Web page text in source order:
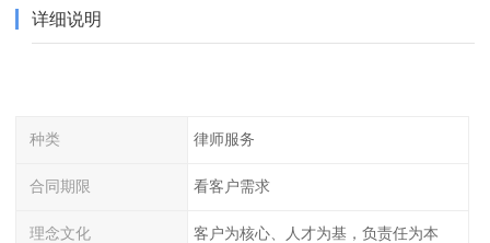
详细说明
种类 律师服务
合同期限 看客户需求
理念文化 客户为核心、人才为基，负责任为本